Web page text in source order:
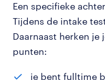
Een specifieke
Tijdens de intake
Daarnaast herken je
punten:
je bent fulltime